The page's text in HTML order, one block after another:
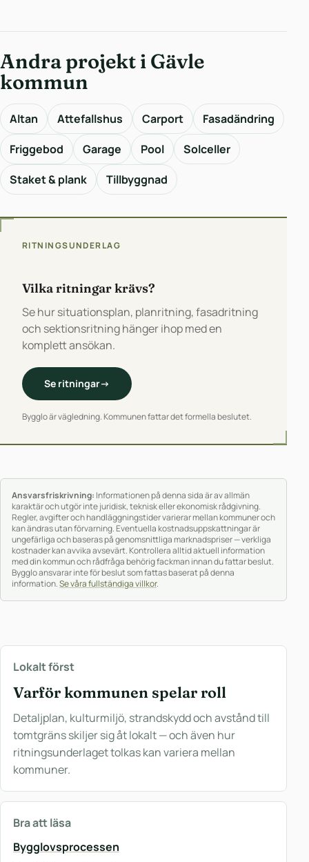
Andra projekt i Gävle
kommun
Altan Attefallshus Carport
Fasadändring
Friggebod
Garage Pool
Solceller
Staket & plank
Tillbyggnad
RITNINGSUNDERLAG
Vilka ritningar krävs?
Se hur situationsplan, planritning, fasadritning
och sektionsritning hänger ihop med en
komplett ansökan.
Se ritningar→
Bygglo är vägledning. Kommunen fattar det formella beslutet.
Ansvarsfriskrivning: Informationen på denna sida är av allmän
karaktär och utgör inte juridisk, teknisk eller ekonomisk rådgivning.
Regler, avgifter och handläggningstider varierar mellan kommuner och
kan ändras utan förvarning. Eventuella kostnadsuppskattningar är
ungefärliga och baseras på genomsnittliga marknadspriser — verkliga
kostnader kan avvika avsevärt. Kontrollera alltid aktuell information
med din kommun och rådfråga behörig fackman innan du fattar beslut.
Bygglo ansvarar inte för beslut som fattas baserat på denna
information.Se våra fullständiga villkor.
Lokalt först
Varför kommunen spelar roll
Detaljplan, kulturmiljö, strandskydd och avstånd till
tomtgräns skiljer sig åt lokalt — och även hur
ritningsunderlaget tolkas kan variera mellan
kommuner.
Bra att läsa
Bygglovsprocessen